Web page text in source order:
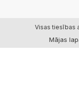
Visas tiesības
Mājas